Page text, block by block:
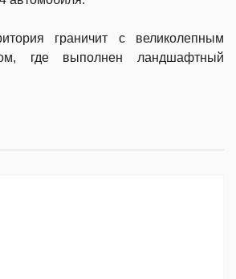
граничит с великолепным
где выполнен ландшафтный